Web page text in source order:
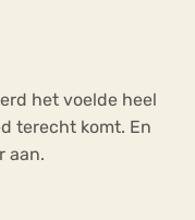
het voelde heel
terecht komt. En
aan.